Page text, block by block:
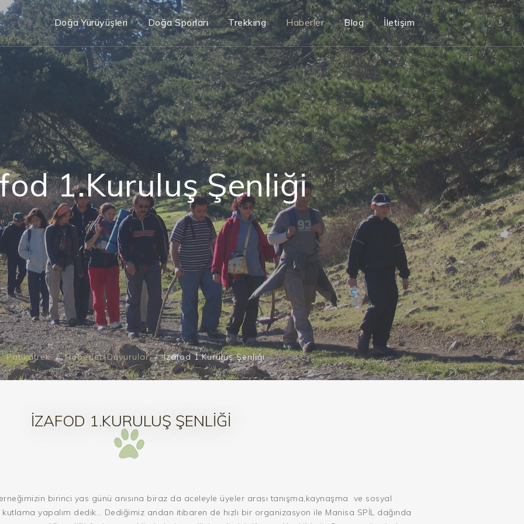
Doğa Yürüyüşleri Doğa Sporları Trekking Haberler Blog İletişim
1.Kuruluş Şenliği
Patikatrek Haberler-Duyurular İzafod 1.Kuruluş Şenliği
İZAFOD 1.KURULUŞ ŞENLIĞI
birinci yas günü anısına biraz da aceleyle üyeler arası tanışma,kaynaşma ve sosyal
yapalım dedik… Dediğimiz andan itibaren de hızlı bir organizasyon ile Manisa SPİL dağında